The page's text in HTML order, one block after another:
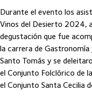
Durante el evento los
Vinos del Desierto 2024,
degustación que fue
la carrera de Gastronomía
Santo Tomás y se
el Conjunto Folclórico de
el Conjunto Santa Cecilia